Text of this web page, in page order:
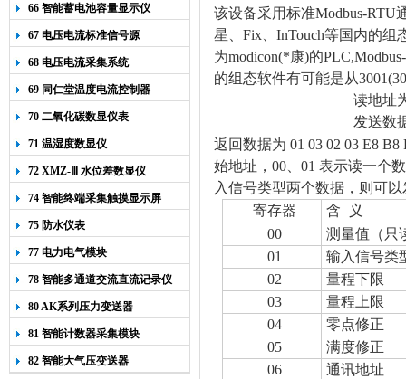
66 智能蓄电池容量显示仪
67 电压电流标准信号源
68 电压电流采集系统
69 同仁堂温度电流控制器
70 二氧化碳数显仪表
71 温湿度数显仪
72 XMZ-Ⅲ 水位差数显仪
74 智能终端采集触摸显示屏
75 防水仪表
77 电力电气模块
78 智能多通道交流直流记录仪
80 AK系列压力变送器
81 智能计数器采集模块
82 智能大气压变送器
该设备采用标准Modbus-
星、Fix、 InTouch等国内的组
为modicon(*康)的
的组态软件有可能是从
读地址
发送数
返回数据为 01 03 02 03 E8 B8
始地址，00、01 表示读一个
入信号类型两个数据，则可以
寄存器
含
义
00
测量值（只
01
输入信号类
02
量程下限
03
量程上限
04
零点修正
05
满度修正
06
通讯地址